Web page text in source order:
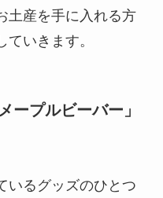
土産を手に入れる方
いきます。
ープルビーバー」
いるグッズのひとつ